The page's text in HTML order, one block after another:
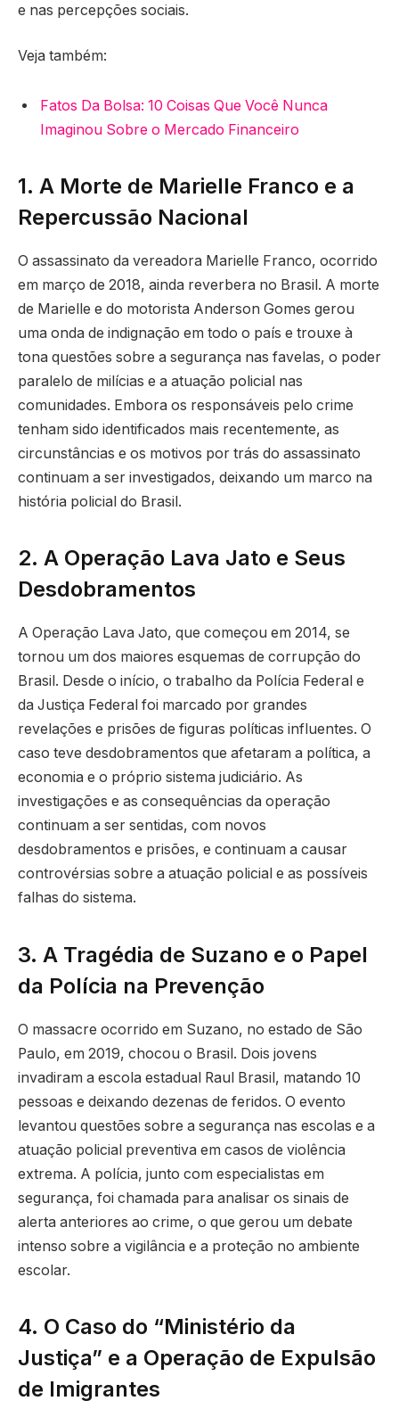
e nas percepções sociais.
Veja também:
Fatos Da Bolsa: 10 Coisas Que Você Nunca
Imaginou Sobre o Mercado Financeiro
1. A Morte de Marielle Franco e a
Repercussão Nacional
O assassinato da vereadora Marielle Franco, ocorrido
em março de 2018, ainda reverbera no Brasil. A morte
de Marielle e do motorista Anderson Gomes gerou
uma onda de indignação em todo o país e trouxe à
tona questões sobre a segurança nas favelas, o poder
paralelo de milícias e a atuação policial nas
comunidades. Embora os responsáveis pelo crime
tenham sido identificados mais recentemente, as
circunstâncias e os motivos por trás do assassinato
continuam a ser investigados, deixando um marco na
história policial do Brasil.
2. A Operação Lava Jato e Seus
Desdobramentos
A Operação Lava Jato, que começou em 2014, se
tornou um dos maiores esquemas de corrupção do
Brasil. Desde o início, o trabalho da Polícia Federal e
da Justiça Federal foi marcado por grandes
revelações e prisões de figuras políticas influentes. O
caso teve desdobramentos que afetaram a política, a
economia e o próprio sistema judiciário. As
investigações e as consequências da operação
continuam a ser sentidas, com novos
desdobramentos e prisões, e continuam a causar
controvérsias sobre a atuação policial e as possíveis
falhas do sistema.
3. A Tragédia de Suzano e o Papel
da Polícia na Prevenção
O massacre ocorrido em Suzano, no estado de São
Paulo, em 2019, chocou o Brasil. Dois jovens
invadiram a escola estadual Raul Brasil, matando 10
pessoas e deixando dezenas de feridos. O evento
levantou questões sobre a segurança nas escolas e a
atuação policial preventiva em casos de violência
extrema. A polícia, junto com especialistas em
segurança, foi chamada para analisar os sinais de
alerta anteriores ao crime, o que gerou um debate
intenso sobre a vigilância e a proteção no ambiente
escolar.
4. O Caso do “Ministério da
Justiça” e a Operação de Expulsão
de Imigrantes